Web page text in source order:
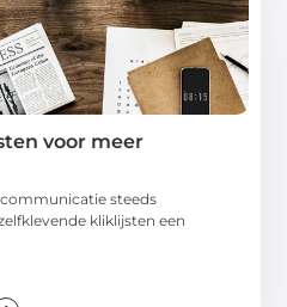
voor meer
steeds
kliklijsten een